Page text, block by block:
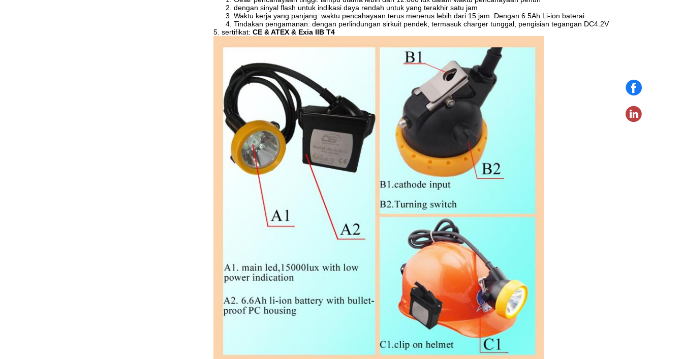
2. dengan sinyal flash untuk indikasi daya rendah untuk yang terakhir satu jam
3. Waktu kerja yang panjang: waktu pencahayaan terus menerus lebih dari 15 jam.
Dengan 6.5Ah Li-ion baterai
4. Tindakan pengamanan: dengan perlindungan sirkuit pendek, termasuk charger tunggal, pengisian tegangan DC4.2V
5. sertifikat: CE & ATEX & Exia IIB T4